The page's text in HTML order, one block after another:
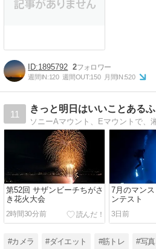
1895792 2
週間IN:120 週間OUT:150 月間IN:520
11
きっと明日はいいことあるふ
第52回 サザンビーチちがさ
き花火大会
2時間30分前
7月のマン
ンテスト
3日前
#カメラ #ダイエット #筋トレ #写真